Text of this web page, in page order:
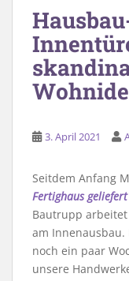
3. April 2021
Seitdem Anfang
Fertighaus geliefert
Bautrupp
am Innenausbau.
noch ein paar
unsere